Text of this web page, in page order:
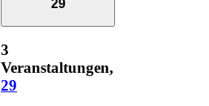
29
3
Veranstaltungen,
29